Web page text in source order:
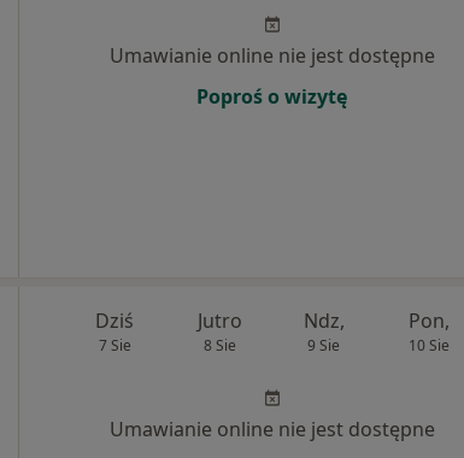
Umawianie online nie jest dostępne
Poproś o wizytę
Dziś
7 Sie
Jutro
8 Sie
Ndz,
9 Sie
Pon,
10 Sie
Umawianie online nie jest dostępne